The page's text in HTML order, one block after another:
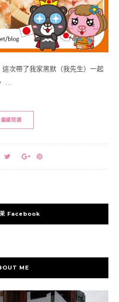
次帶了我家黑默（我先生）一起
…
繼續閱讀
茉 Facebook
ME